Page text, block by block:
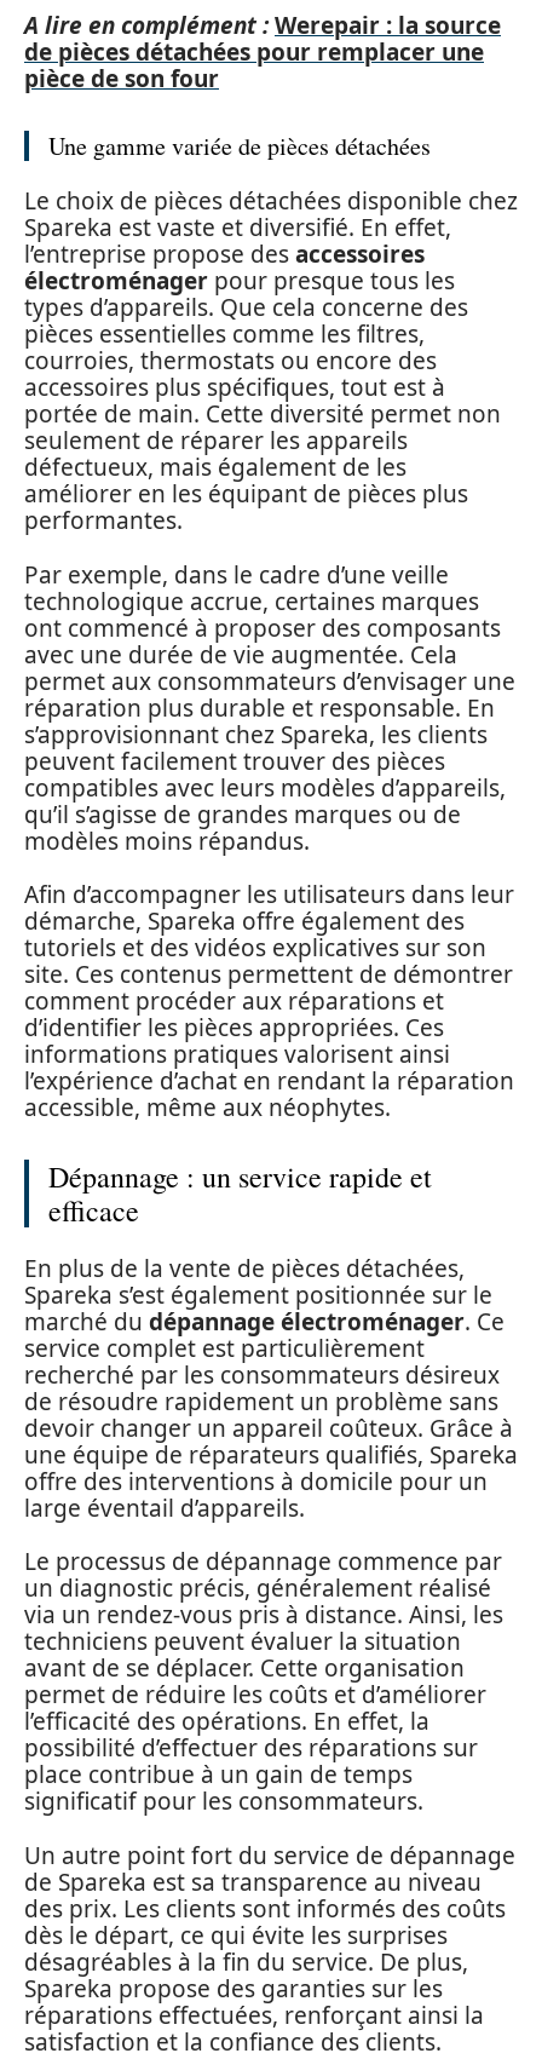
A lire en complément :Werepair : la source
de pièces détachées pour remplacer une
pièce de son four
Une gamme variée de pièces détachées
Le choix de pièces détachées disponible chez
Spareka est vaste et diversifié. En effet,
l’entreprise propose desaccessoires
électroménager pour presque tous les
types d’appareils. Que cela concerne des
pièces essentielles comme les filtres,
courroies, thermostats ou encore des
accessoires plus spécifiques, tout est à
portée de main. Cette diversité permet non
seulement de réparer les appareils
défectueux, mais également de les
améliorer en les équipant de pièces plus
performantes.
Par exemple, dans le cadre d’une veille
technologique accrue, certaines marques
ont commencé à proposer des composants
avec une durée de vie augmentée. Cela
permet aux consommateurs d’envisager une
réparation plus durable et responsable. En
s’approvisionnant chez Spareka, les clients
peuvent facilement trouver des pièces
compatibles avec leurs modèles d’appareils,
qu’il s’agisse de grandes marques ou de
modèles moins répandus.
Afin d’accompagner les utilisateurs dans leur
démarche, Spareka offre également des
tutoriels et des vidéos explicatives sur son
site. Ces contenus permettent de démontrer
comment procéder aux réparations et
d’identifier les pièces appropriées. Ces
informations pratiques valorisent ainsi
l’expérience d’achat en rendant la réparation
accessible, même aux néophytes.
Dépannage : un service rapide et
efficace
En plus de la vente de pièces détachées,
Spareka s’est également positionnée sur le
marché du dépannage électroménager. Ce
service complet est particulièrement
recherché par les consommateurs désireux
de résoudre rapidement un problème sans
devoir changer un appareil coûteux. Grâce à
une équipe de réparateurs qualifiés, Spareka
offre des interventions à domicile pour un
large éventail d’appareils.
Le processus de dépannage commence par
un diagnostic précis, généralement réalisé
via un rendez-vous pris à distance. Ainsi, les
techniciens peuvent évaluer la situation
avant de se déplacer. Cette organisation
permet de réduire les coûts et d’améliorer
l’efficacité des opérations. En effet, la
possibilité d’effectuer des réparations sur
place contribue à un gain de temps
significatif pour les consommateurs.
Un autre point fort du service de dépannage
de Spareka est sa transparence au niveau
des prix. Les clients sont informés des coûts
dès le départ, ce qui évite les surprises
désagréables à la fin du service. De plus,
Spareka propose des garanties sur les
réparations effectuées, renforçant ainsi la
satisfaction et la confiance des clients.